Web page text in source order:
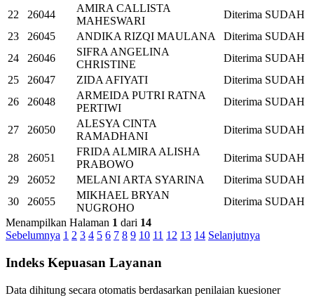
22 26044
AMIRA CALLISTA
MAHESWARI
Diterima SUDAH
23
26045 ANDIKA RIZQI MAULANA Diterima SUDAH
24
26046
SIFRA ANGELINA
CHRISTINE
Diterima SUDAH
25
26047 ZIDA AFIYATI Diterima SUDAH
26
26048
ARMEIDA PUTRI RATNA
PERTIWI
Diterima SUDAH
27 26050
ALESYA CINTA
RAMADHANI
Diterima SUDAH
28 26051
FRIDA ALMIRA ALISHA
PRABOWO
Diterima SUDAH
29
26052 MELANI ARTA SYARINA Diterima SUDAH
30
26055
MIKHAEL BRYAN
NUGROHO
Diterima SUDAH
Menampilkan Halaman 1 dari 14
Sebelumnya 1 2 3 4 5 6 7 8 9 10 11 12 13 14 Selanjutnya
Indeks Kepuasan Layanan
Data dihitung secara otomatis berdasarkan penilaian kuesioner